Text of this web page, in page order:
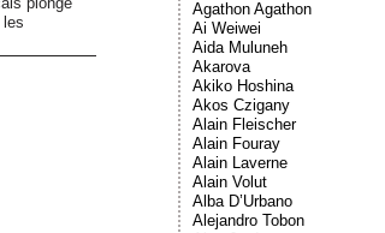
les
Agathon Agathon
Ai Weiwei
Aida Muluneh
Akarova
Akiko Hoshina
Akos Czigany
Alain Fleischer
Alain Fouray
Alain Laverne
Alain Volut
Alba D’Urbano
Alejandro Tobon